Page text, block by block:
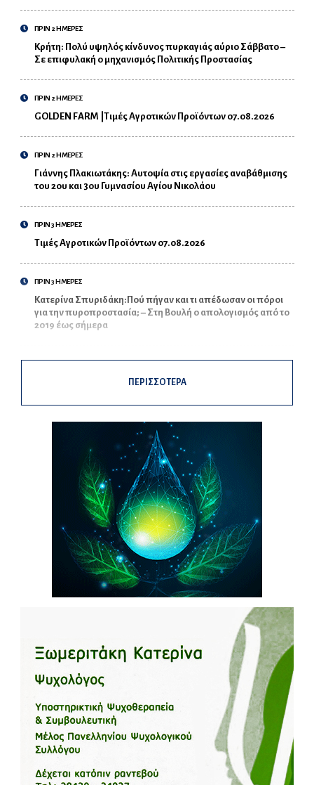
ΠΡΙΝ 2 ΗΜΕΡΕΣ
Κρήτη: Πολύ υψηλός κίνδυνος πυρκαγιάς αύριο Σάββατο –
Σε επιφυλακή ο μηχανισμός Πολιτικής Προστασίας
ΠΡΙΝ 2 ΗΜΕΡΕΣ
GOLDEN FARM |Τιμές Αγροτικών Προϊόντων 07.08.2026
ΠΡΙΝ 2 ΗΜΕΡΕΣ
Γιάννης Πλακιωτάκης: Αυτοψία στις εργασίες αναβάθμισης
του 2ου και 3ου Γυμνασίου Αγίου Νικολάου
ΠΡΙΝ 3 ΗΜΕΡΕΣ
Τιμές Αγροτικών Προϊόντων 07.08.2026
ΠΡΙΝ 3 ΗΜΕΡΕΣ
Κατερίνα Σπυριδάκη:Πού πήγαν και τι απέδωσαν οι πόροι
για την πυροπροστασία; – Στη Βουλή ο απολογισμός από το
2019 έως σήμερα
ΠΕΡΙΣΣΟΤΕΡΑ